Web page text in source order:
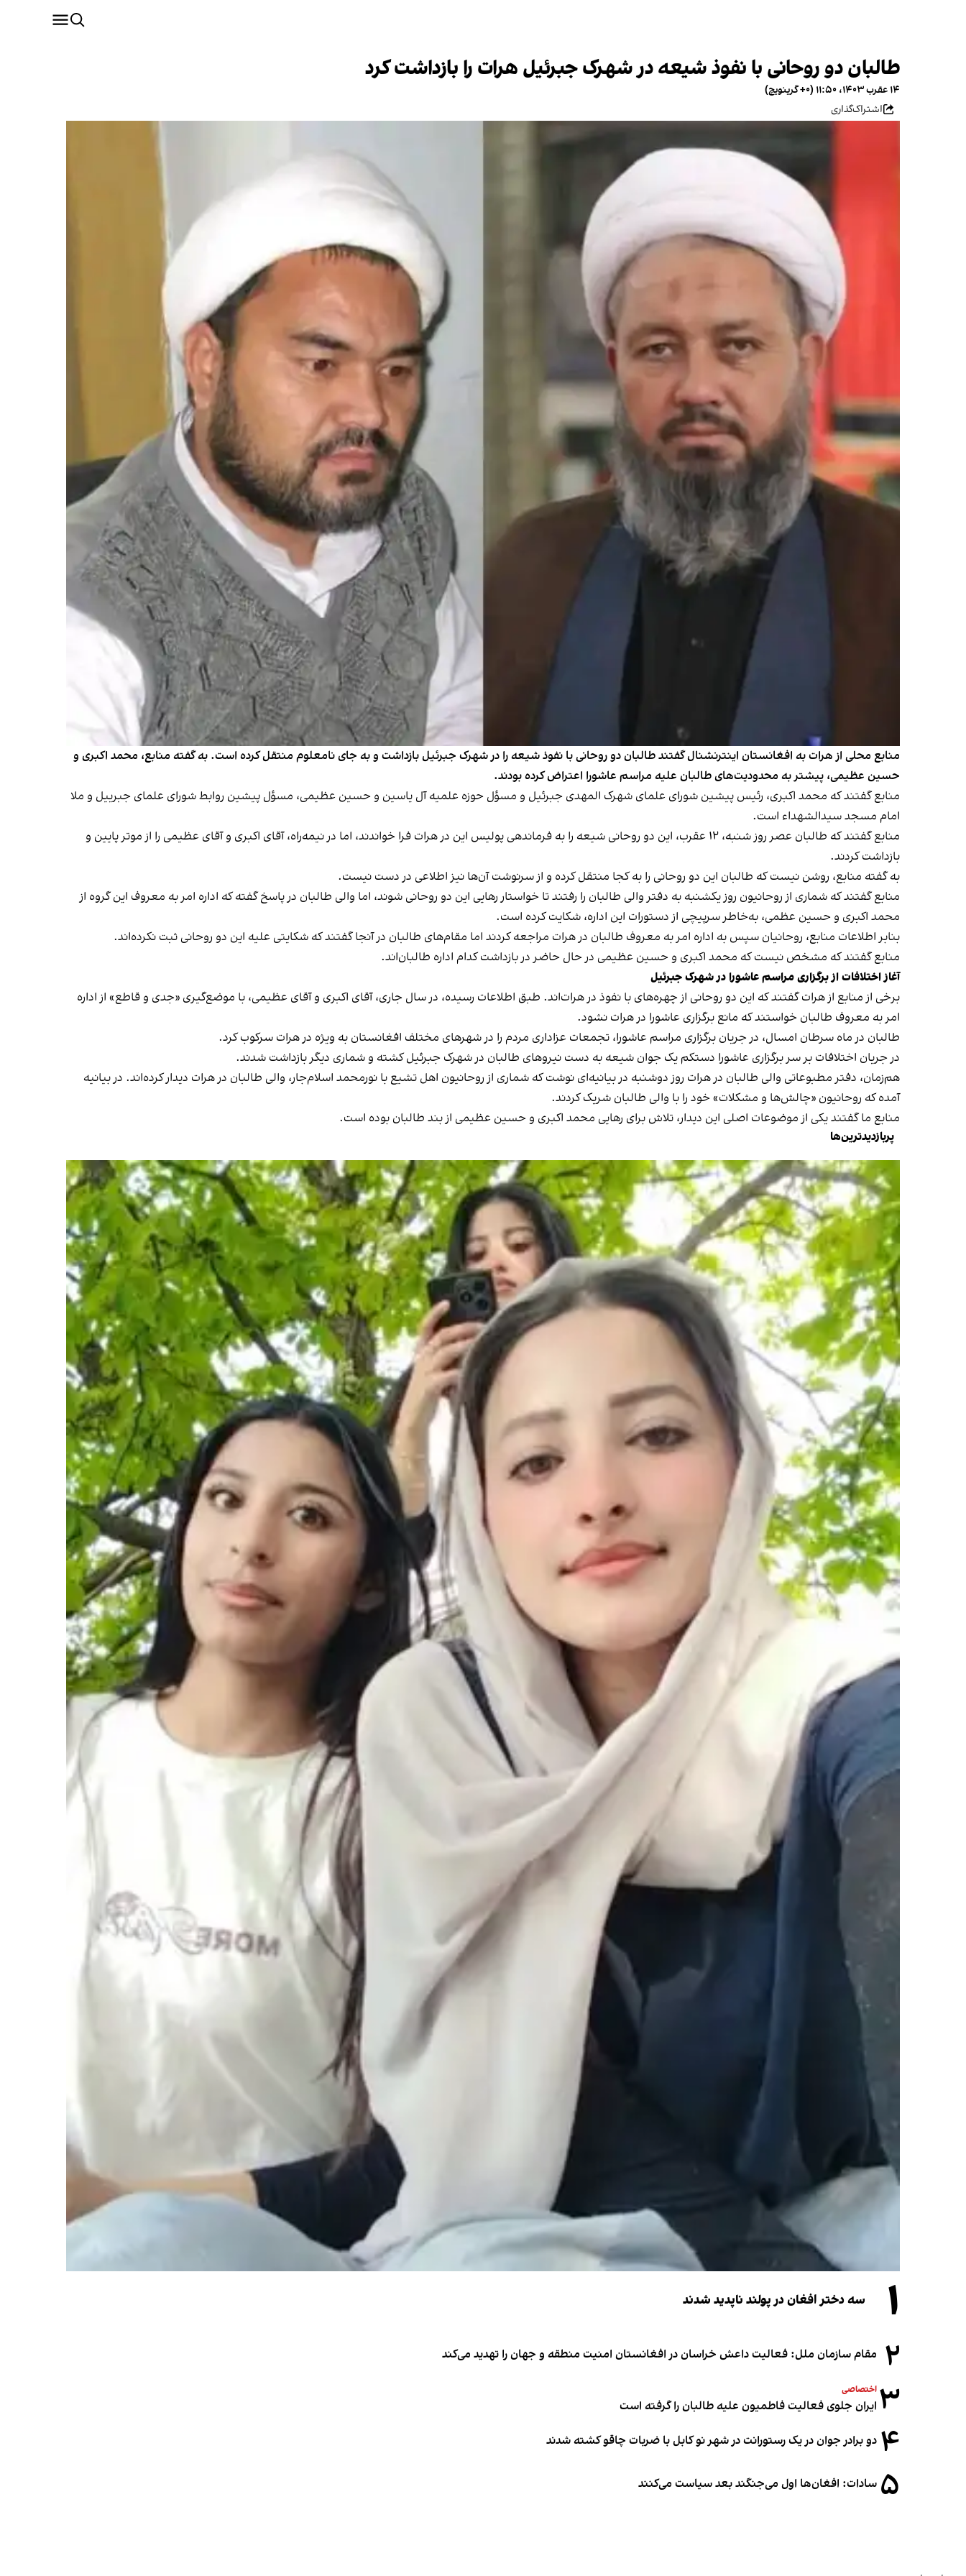
طالبان دو روحانی با نفوذ شیعه در شهرک جبرئیل هرات را بازداشت کرد
۱۴ عقرب ۱۴۰۳، ۱۱:۵۰ (‎+۰ گرینویچ)
اشتراک‌گذاری
منابع محلی از هرات به افغانستان اینترنشنال گفتند طالبان دو روحانی با نفوذ شیعه را در شهرک جبرئیل بازداشت و به جای نامعلوم منتقل کرده است. به گفته منابع، محمد اکبری و
حسین عظیمی، پیشتر به محدودیت‌های طالبان علیه مراسم عاشورا اعتراض کرده بودند.
منابع گفتند که محمد اکبری، رئیس پیشین شورای علمای شهرک المهدی جبرئیل و مسؤل حوزه علمیه آل یاسین و حسین عظیمی، مسؤل پیشین روابط شورای علمای جبرییل و ملا
امام مسجد سیدالشهداء است.
منابع گفتند که طالبان عصر روز شنبه، ۱۲ عقرب، این دو روحانی شیعه را به فرماندهی پولیس این در هرات فرا خواندند، اما در نیمه‌راه، آقای اکبری و آقای عظیمی را از موتر پایین و
بازداشت کردند.
به گفته منابع، روشن نیست که طالبان این دو روحانی را به کجا منتقل کرده و از سرنوشت آن‌ها نیز اطلاعی در دست نیست.
منابع گفتند که شماری از روحانیون روز یکشنبه به دفتر والی طالبان را رفتند تا خواستار رهایی این دو روحانی شوند، اما والی طالبان در پاسخ گفته که اداره امر به معروف این گروه از
محمد اکبری و حسین عظمی، به‌خاطر سرپیچی از دستورات این اداره، شکایت کرده است.
بنابر اطلاعات منابع، روحانیان سپس به اداره امر به معروف طالبان در هرات مراجعه کردند اما مقام‌های طالبان در آنجا گفتند که شکایتی علیه این دو روحانی ثبت نکرده‌اند.
منابع گفتند که مشخص نیست که محمد اکبری و حسین عظیمی در حال حاضر در بازداشت کدام اداره طالبان‌اند.
آغاز اختلافات از برگزاری مراسم عاشورا در شهرک جبرئیل
برخی از منابع از هرات گفتند که این دو روحانی از چهره‌های با نفوذ در هرات‌اند. طبق اطلاعات رسیده، در سال جاری، آقای اکبری و آقای عظیمی، با موضع‌گیری «جدی و قاطع» از اداره
امر به معروف طالبان خواستند که مانع برگزاری عاشورا در هرات نشود.
طالبان در ماه سرطان امسال، در جریان برگزاری مراسم عاشورا، تجمعات عزاداری مردم را در شهرهای مختلف افغانستان به ویژه در هرات سرکوب کرد.
در جریان اختلافات بر سر برگزاری عاشورا دستکم یک جوان شیعه به دست نیروهای طالبان در شهرک جبرئیل کشته و شماری دیگر بازداشت شدند.
هم‌زمان، دفتر مطبوعاتی والی طالبان در هرات روز دوشنبه در بیانیه‌ای نوشت که شماری از روحانیون اهل تشیع با نورمحمد اسلام‌جار، والی طالبان در هرات دیدار کرده‌اند. در بیانیه
آمده که روحانیون «چالش‌ها و مشکلات» خود را با والی طالبان شریک کردند.
منابع ما گفتند یکی از موضوعات اصلی این دیدار، تلاش‌ برای رهایی محمد اکبری و حسین عظیمی از بند طالبان بوده است.
پربازدیدترین‌ها
۱ سه دختر افغان در پولند ناپدید شدند
۲ مقام سازمان ملل: فعالیت داعش خراسان در افغانستان امنیت منطقه و جهان را تهدید می‌کند
۳ اختصاصی
ایران جلوی فعالیت فاطمیون علیه طالبان را گرفته است
۴ دو برادر جوان در یک رستورانت در شهر نو کابل با ضربات چاقو کشته شدند
۵ سادات: افغان‌ها اول می‌جنگند بعد سیاست می‌کنند